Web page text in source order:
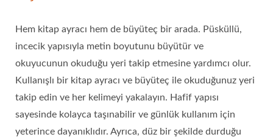
Hem kitap ayracı hem de büyüteç bir arada. Püsküllü,
incecik yapısıyla metin boyutunu büyütür ve
okuyucunun okuduğu yeri takip etmesine yardımcı olur.
Kullanışlı bir kitap ayracı ve büyüteç ile okuduğunuz yeri
takip edin ve her kelimeyi yakalayın. Hafif yapısı
sayesinde kolayca taşınabilir ve günlük kullanım için
yeterince dayanıklıdır. Ayrıca, düz bir şekilde durduğu